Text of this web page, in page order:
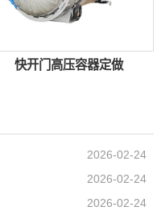
快开门高压容器定做
2026-02-24
2026-02-24
2026-02-24